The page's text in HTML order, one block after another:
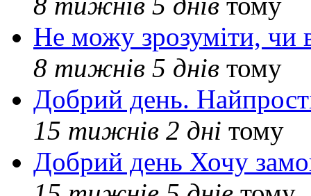
Не можу зрозуміти, чи
8 тижнів 5 днів тому
Добрий день.
15 тижнів 2 дні тому
Добрий день Хочу